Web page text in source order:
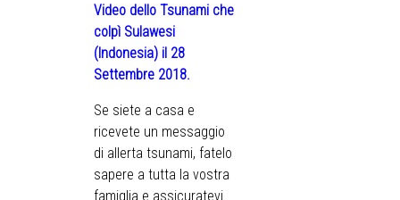
Video dello Tsunami che
colpì Sulawesi
(Indonesia) il 28
Settembre 2018.
Se siete a casa e
ricevete un messaggio
di allerta tsunami, fatelo
sapere a tutta la vostra
famiglia e assicuratevi